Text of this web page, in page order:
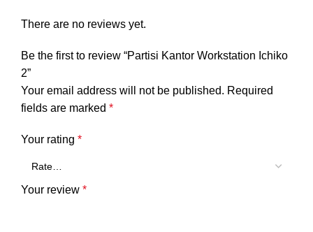
There are no reviews yet.
Be the first to review “Partisi Kantor Workstation Ichiko
2”
Your email address will not be published. Required
fields are marked *
Your rating *
Your review *